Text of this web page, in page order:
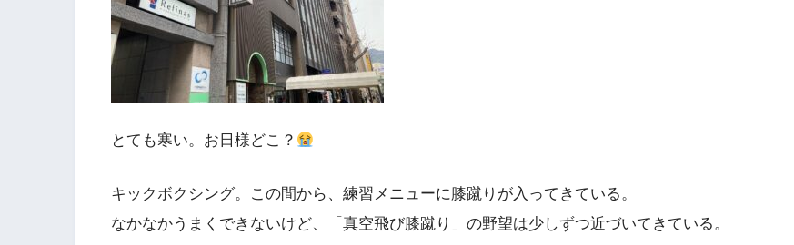
とても寒い。お日様どこ？
キックボクシング。この間から、練習メニューに膝蹴りが入ってきている。
なかなかうまくできないけど、「真空飛び膝蹴り」の野望は少しずつ近づいてきている。